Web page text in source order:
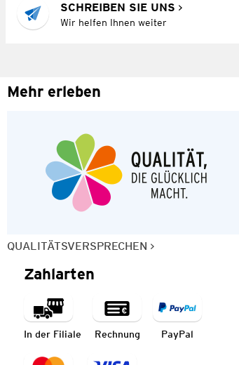
SCHREIBEN SIE UNS
Wir helfen Ihnen weiter
Mehr erleben
QUALITÄTSVERSPRECHEN
Zahlarten
In der Filiale Rechnung PayPal